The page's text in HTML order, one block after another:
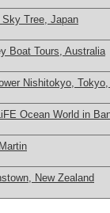
Sky Tree, Japan
Boat Tours, Australia
Nishitokyo,
Ocean World in
New Zealand